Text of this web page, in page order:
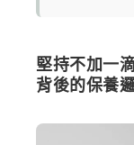
堅持不加一
背後的保養